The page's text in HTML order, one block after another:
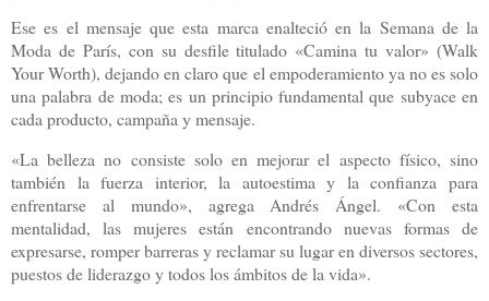
Ese es el mensaje que esta marca enalteció en la Semana de la
Moda de París, con su desfile titulado «Camina tu valor» (Walk
Your Worth), dejando en claro que el empoderamiento ya no es solo
una palabra de moda; es un principio fundamental que subyace en
cada producto, campaña y mensaje.
«La belleza no consiste solo en mejorar el aspecto físico, sino
también la fuerza interior, la autoestima y la confianza para
enfrentarse al mundo», agrega Andrés Ángel. «Con esta
mentalidad, las mujeres están encontrando nuevas formas de
expresarse, romper barreras y reclamar su lugar en diversos sectores,
puestos de liderazgo y todos los ámbitos de la vida».